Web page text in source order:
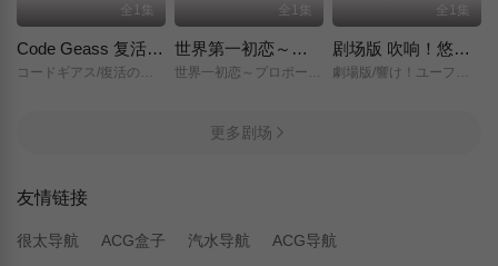
全1集
Code Geass 复活的鲁路修
全1集
世界第一初恋～求婚篇～
全1集
剧场版 吹响！悠风号～想要传达的旋律～
更多剧场
友情链接
很太导航 ACG盒子 汽水导航 ACG导航